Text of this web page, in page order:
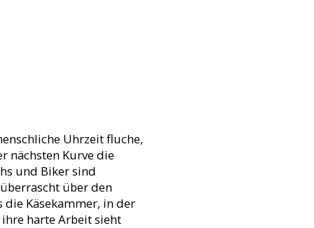
Uhrzeit fluche,
nächsten Kurve die
und Biker sind
über den
Käsekammer, in der
harte Arbeit sieht